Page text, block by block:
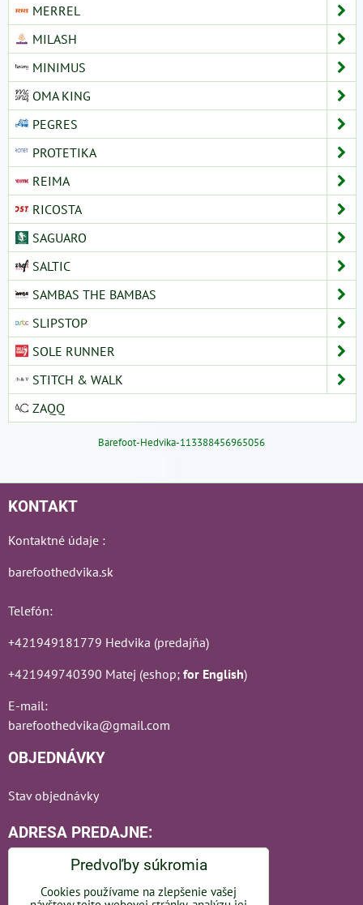
MERREL
MILASH
MINIMUS
OMA KING
PEGRES
PROTETIKA
REIMA
RICOSTA
SAGUARO
SALTIC
SAMBAS THE BAMBAS
SLIPSTOP
SOLE RUNNER
STITCH & WALK
ZAQQ
Barefoot-Hedvika-113388456965056
KONTAKT
Kontaktné údaje :
barefoothedvika.sk
Telefón:
+421949181779 Hedvika (predajňa)
+421949740390 Matej (eshop; for English)
E-mail:
barefoothedvika@gmail.com
OBJEDNÁVKY
Stav objednávky
ADRESA PREDAJNE:
Predvoľby súkromia
Cookies používame na zlepšenie vašej